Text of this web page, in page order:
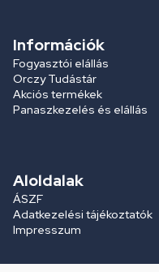
Információk
Fogyasztói elállás
Orczy Tudástár
Akciós termékek
Panaszkezelés és elállás
Aloldalak
ÁSZF
Adatkezelési tájékoztatók
Impresszum